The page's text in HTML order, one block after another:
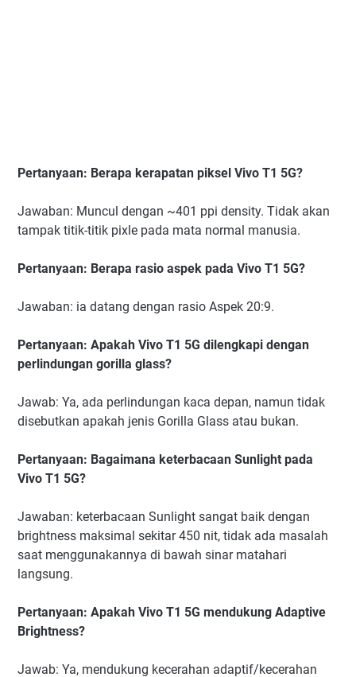
Pertanyaan: Berapa kerapatan piksel Vivo T1 5G?
Jawaban: Muncul dengan ~401 ppi density. Tidak akan
tampak titik-titik pixle pada mata normal manusia.
Pertanyaan: Berapa rasio aspek pada Vivo T1 5G?
Jawaban: ia datang dengan rasio Aspek 20:9.
Pertanyaan: Apakah Vivo T1 5G dilengkapi dengan
perlindungan gorilla glass?
Jawab: Ya, ada perlindungan kaca depan, namun tidak
disebutkan apakah jenis Gorilla Glass atau bukan.
Pertanyaan: Bagaimana keterbacaan Sunlight pada
Vivo T1 5G?
Jawaban: keterbacaan Sunlight sangat baik dengan
brightness maksimal sekitar 450 nit, tidak ada masalah
saat menggunakannya di bawah sinar matahari
langsung.
Pertanyaan: Apakah Vivo T1 5G mendukung Adaptive
Brightness?
Jawab: Ya, mendukung kecerahan adaptif/kecerahan